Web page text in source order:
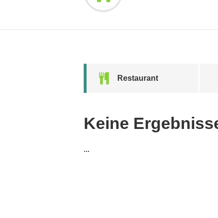
Restaurant
Keine
...